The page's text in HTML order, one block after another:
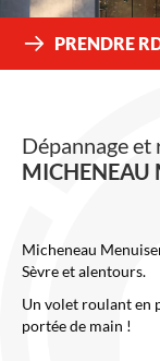
PRENDRE
Dépannage
MICHENEAU
Micheneau
Sèvre et alentours.
Un volet roulant en
portée de main !